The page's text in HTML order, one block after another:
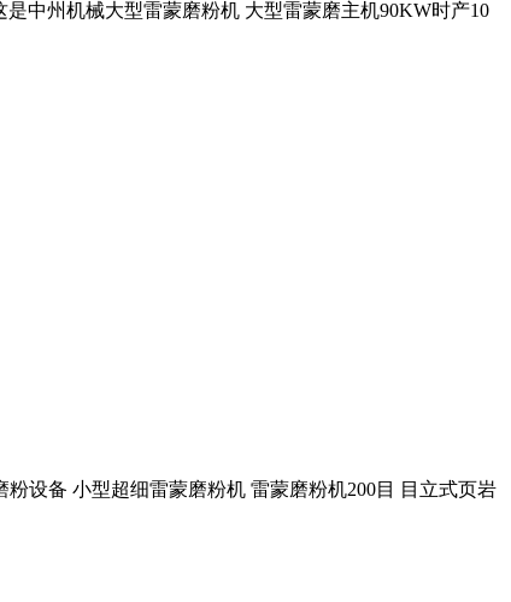
中州机械大型雷蒙磨粉机 大型雷蒙磨主机90KW时产10
设备 小型超细雷蒙磨粉机 雷蒙磨粉机200目 目立式页岩